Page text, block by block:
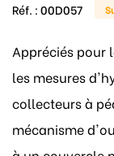
Réf. :00D057
Appréciés pour
les mesures
collecteurs à
mécanisme